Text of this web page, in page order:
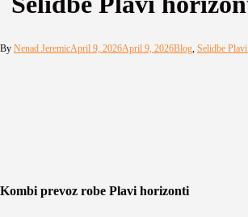
By Nenad JeremicApril 9, 2026April 9, 2026Blog, Selidbe
Kombi prevoz robe Plavi horizonti